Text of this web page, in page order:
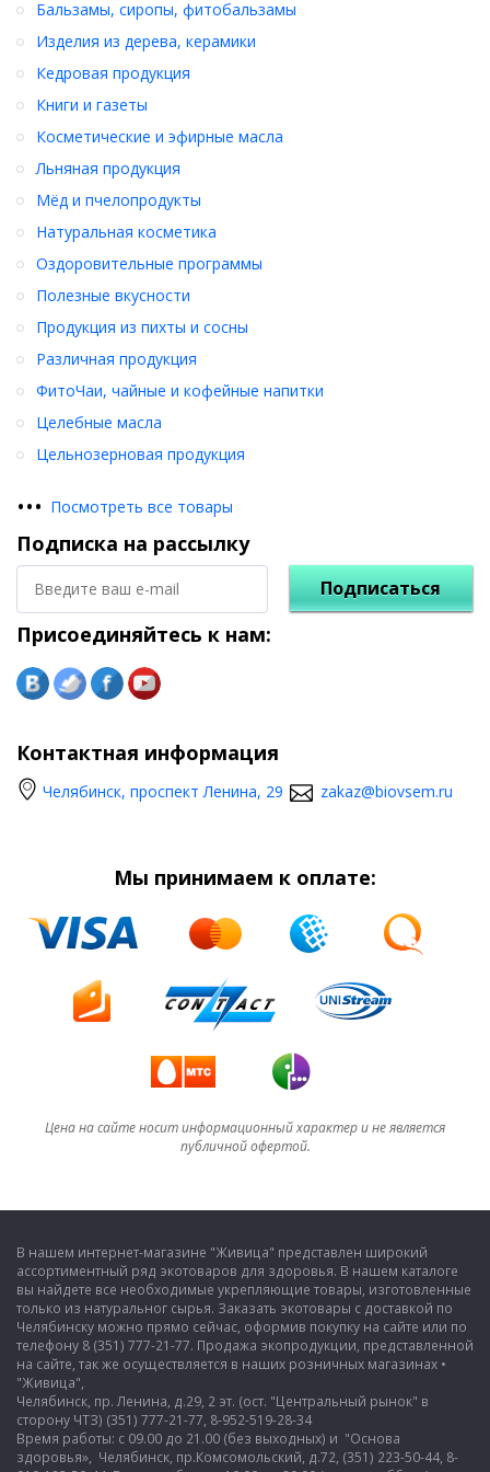
удобрений.
Состав: семена мака.
Противопоказания: индивидуальная непереносимость.
Бальзамы, сиропы, фитобальзамы
Изделия из дерева, керамики
Кедровая продукция
Книги и газеты
Косметические и эфирные масла
Льняная продукция
Мёд и пчелопродукты
Натуральная косметика
Оздоровительные программы
Полезные вкусности
Продукция из пихты и сосны
Различная продукция
ФитоЧаи, чайные и кофейные напитки
Целебные масла
Цельнозерновая продукция
••• Посмотреть все товары
Подписка на рассылку
Подписаться
Присоединяйтесь к нам:
Контактная информация
Челябинск, проспект Ленина, 29 zakaz@biovsem.ru
Мы принимаем к оплате:
Цена на сайте носит информационный характер и не является
публичной офертой.
В нашем интернет-магазине "Живица" представлен широкий
ассортиментный ряд экотоваров для здоровья. В нашем каталоге
вы найдете все необходимые укрепляющие товары, изготовленные
только из натуральног сырья. Заказать экотовары с доставкой по
Челябинску можно прямо сейчас, оформив покупку на сайте или по
телефону 8 (351) 777-21-77. Продажа экопродукции, представленной
на сайте, так же осуществляется в наших розничных магазинах •
"Живица",
Челябинск, пр. Ленина, д.29, 2 эт. (ост. "Центральный рынок" в
сторону ЧТЗ) (351) 777-21-77, 8-952-519-28-34
Время работы: с 09.00 до 21.00 (без выходных) и "Основа
здоровья», Челябинск, пр.Комсомольский, д.72, (351) 223-50-44, 8-